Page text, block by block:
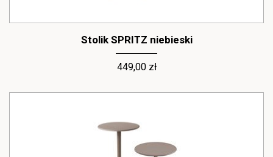
Stolik SPRITZ niebieski
449,00 zł